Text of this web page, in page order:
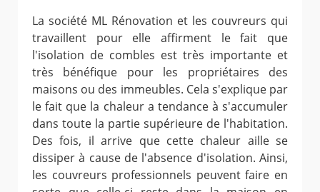
La société ML Rénovation et les couvreurs qui
travaillent pour elle affirment le fait que
l'isolation de combles est très importante et
très bénéfique pour les propriétaires des
maisons ou des immeubles. Cela s'explique par
le fait que la chaleur a tendance à s'accumuler
dans toute la partie supérieure de l'habitation.
Des fois, il arrive que cette chaleur aille se
dissiper à cause de l'absence d'isolation. Ainsi,
les couvreurs professionnels peuvent faire en